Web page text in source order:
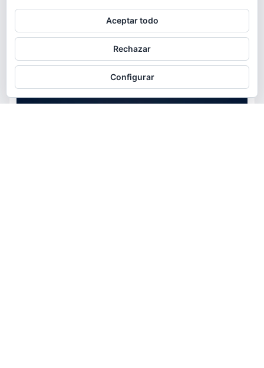
Aceptar todo
Rechazar
Configurar
Para obtener más información, incluido cómo gestionar las cookies,